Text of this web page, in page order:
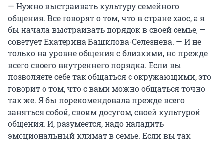
— Нужно выстраивать культуру семейного
общения. Все говорят о том, что в стране хаос, а я
бы начала выстраивать порядок в своей семье, —
советует Екатерина Башилова-Селезнева. — И не
только на уровне общения с близкими, но прежде
всего своего внутреннего порядка. Если вы
позволяете себе так общаться с окружающими, это
говорит о том, что с вами можно общаться точно
так же. Я бы порекомендовала прежде всего
заняться собой, своим досугом, своей культурой
общения. И, разумеется, надо наладить
эмоциональный климат в семье. Если вы так